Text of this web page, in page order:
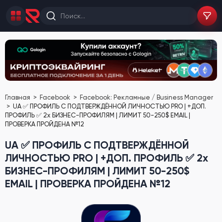
Главная Facebook
Facebook: Рекламные / Business Manager
UA ✅ ПРОФИЛЬ С ПОДТВЕРЖДЁННОЙ ЛИЧНОСТЬЮ PRO | +ДОП.
ПРОФИЛЬ ✅ 2х БИЗНЕС-ПРОФИЛЯМ | ЛИМИТ 50-250$ EMAIL |
ПРОВЕРКА ПРОЙДЕНА №12
UA ✅ ПРОФИЛЬ С ПОДТВЕРЖДЁННОЙ
ЛИЧНОСТЬЮ PRO | +ДОП. ПРОФИЛЬ ✅ 2х
БИЗНЕС-ПРОФИЛЯМ | ЛИМИТ 50-250$
EMAIL | ПРОВЕРКА ПРОЙДЕНА №12